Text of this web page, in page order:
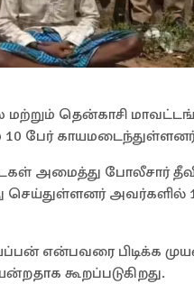
தென்காசி
பேர்
அமைத்து போலீசார்
செய்துள்ளனர் அவர்களில்
என்பவரை பிடிக்க
கூறப்படுகிறது.